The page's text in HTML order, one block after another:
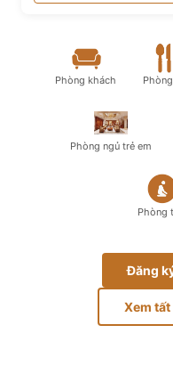
Phòng khách
Phòng ngủ trẻ em
Phòng
Đăng
Xem